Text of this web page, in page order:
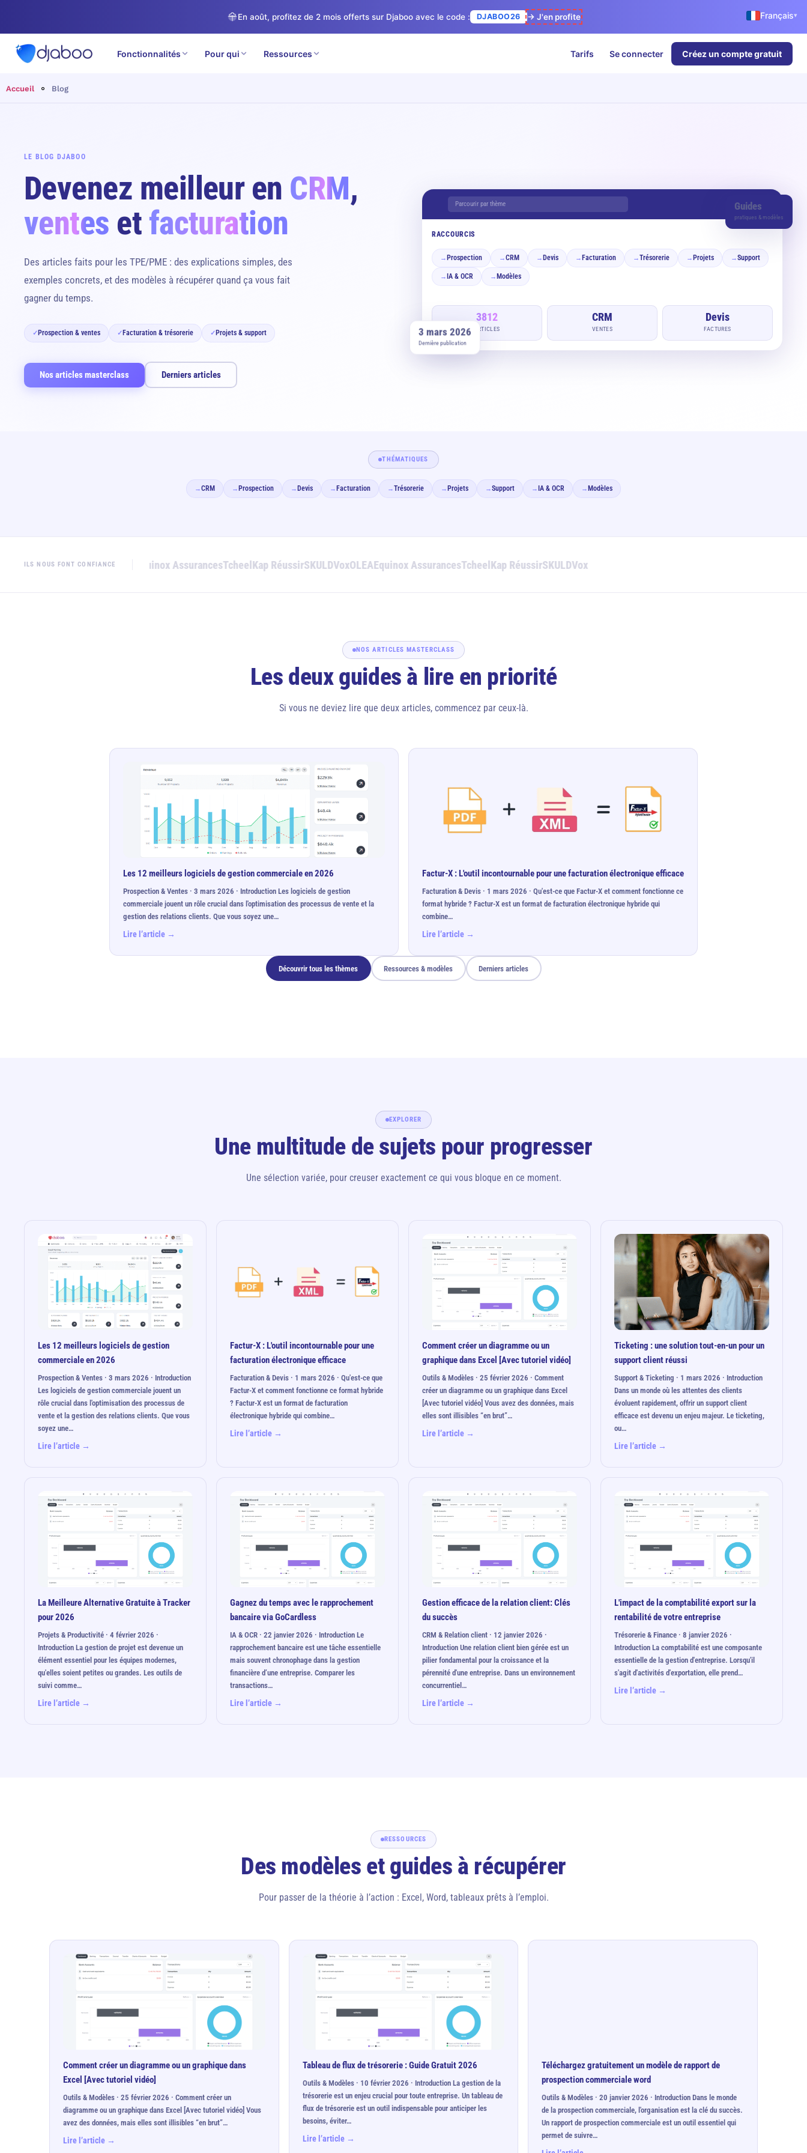
En août, profitez de 2 mois offerts sur Djaboo avec le code : DJABOO26 → J'en profite Français▾
Fonctionnalités Pour qui Ressources Tarifs Se connecter Créez un compte gratuit
Accueil Blog
LE BLOG DJABOO
Devenez meilleur en CRM,
ventes etfacturation
Des articles faits pour les TPE/PME : des explications simples, des
exemples concrets, et des modèles à récupérer quand ça vous fait
gagner du temps.
✓ Prospection & ventes ✓ Facturation & trésorerie ✓ Projets & support
Nos articles masterclass Derniers articles
Parcourir par thème
RACCOURCIS
→ Prospection →CRM → Devis → Facturation →Trésorerie → Projets →Support
→ IA & OCR → Modèles
3812
ARTICLES
CRM
VENTES
Devis
FACTURES
3 mars 2026
Dernière publication
Guides
pratiques & modèles
THÉMATIQUES
→CRM → Prospection → Devis → Facturation →Trésorerie → Projets →Support → IA & OCR → Modèles
ILS NOUS FONT CONFIANCEOLEA Equinox AssurancesTcheelKap RéussirSKULDVoxOLEAEquinox AssurancesTcheelKap RéussirSKULDVox
NOS ARTICLES MASTERCLASS
Les deux guides à lire en priorité
Si vous ne deviez lire que deux articles, commencez par ceux-là.
Les 12 meilleurs logiciels de gestion commerciale en 2026
Prospection & Ventes · 3 mars 2026 · Introduction Les logiciels de gestion
commerciale jouent un rôle crucial dans l'optimisation des processus de vente et la
gestion des relations clients. Que vous soyez une…
Lire l’article →
Factur-X : L'outil incontournable pour une facturation électronique efficace
Facturation & Devis · 1 mars 2026 · Qu'est-ce que Factur-X et comment fonctionne ce
format hybride ? Factur-X est un format de facturation électronique hybride qui
combine…
Lire l’article →
Découvrir tous les thèmes Ressources & modèles Derniers articles
EXPLORER
Une multitude de sujets pour progresser
Une sélection variée, pour creuser exactement ce qui vous bloque en ce moment.
Les 12 meilleurs logiciels de gestion
commerciale en 2026
Prospection & Ventes · 3 mars 2026 · Introduction
Les logiciels de gestion commerciale jouent un
rôle crucial dans l'optimisation des processus de
vente et la gestion des relations clients. Que vous
soyez une…
Lire l’article →
Factur-X : L'outil incontournable pour une
facturation électronique efficace
Facturation & Devis · 1 mars 2026 · Qu'est-ce que
Factur-X et comment fonctionne ce format hybride
? Factur-X est un format de facturation
électronique hybride qui combine…
Lire l’article →
Comment créer un diagramme ou un
graphique dans Excel [Avec tutoriel vidéo]
Outils & Modèles · 25 février 2026 · Comment
créer un diagramme ou un graphique dans Excel
[Avec tutoriel vidéo] Vous avez des données, mais
elles sont illisibles “en brut”…
Lire l’article →
Ticketing : une solution tout-en-un pour un
support client réussi
Support & Ticketing · 1 mars 2026 · Introduction
Dans un monde où les attentes des clients
évoluent rapidement, offrir un support client
efficace est devenu un enjeu majeur. Le ticketing,
ou…
Lire l’article →
La Meilleure Alternative Gratuite à Tracker
pour 2026
Projets & Productivité · 4 février 2026 ·
Introduction La gestion de projet est devenue un
élément essentiel pour les équipes modernes,
qu'elles soient petites ou grandes. Les outils de
suivi comme…
Lire l’article →
Gagnez du temps avec le rapprochement
bancaire via GoCardless
IA & OCR · 22 janvier 2026 · Introduction Le
rapprochement bancaire est une tâche essentielle
mais souvent chronophage dans la gestion
financière d’une entreprise. Comparer les
transactions…
Lire l’article →
Gestion efficace de la relation client: Clés
du succès
CRM & Relation client · 12 janvier 2026 ·
Introduction Une relation client bien gérée est un
pilier fondamental pour la croissance et la
pérennité d'une entreprise. Dans un environnement
concurrentiel…
Lire l’article →
L'impact de la comptabilité export sur la
rentabilité de votre entreprise
Trésorerie & Finance · 8 janvier 2026 ·
Introduction La comptabilité est une composante
essentielle de la gestion d'entreprise. Lorsqu'il
s'agit d'activités d'exportation, elle prend…
Lire l’article →
RESSOURCES
Des modèles et guides à récupérer
Pour passer de la théorie à l’action : Excel, Word, tableaux prêts à l’emploi.
Comment créer un diagramme ou un graphique dans
Excel [Avec tutoriel vidéo]
Outils & Modèles · 25 février 2026 · Comment créer un
diagramme ou un graphique dans Excel [Avec tutoriel vidéo] Vous
avez des données, mais elles sont illisibles “en brut”…
Lire l’article →
Tableau de flux de trésorerie : Guide Gratuit 2026
Outils & Modèles · 10 février 2026 · Introduction La gestion de la
trésorerie est un enjeu crucial pour toute entreprise. Un tableau de
flux de trésorerie est un outil indispensable pour anticiper les
besoins, éviter…
Lire l’article →
Téléchargez gratuitement un modèle de rapport de
prospection commerciale word
Outils & Modèles · 20 janvier 2026 · Introduction Dans le monde
de la prospection commerciale, l'organisation est la clé du succès.
Un rapport de prospection commerciale est un outil essentiel qui
permet de suivre…